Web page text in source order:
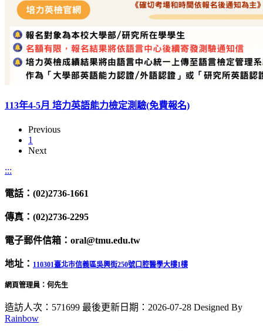
113年4-5月 培力英語能力檢定測驗(免費報名)
Previous
1
Next
:::
電話：(02)2736-1661
傳真：(02)2736-2295
電子郵件信箱：oral@tmu.edu.tw
地址： 110301臺北市信義區吳興街250號口腔醫學大樓1樓
網頁管理員：何先生
造訪人次：571699 最後更新日期：2026-07-28 Designed By
Rainbow